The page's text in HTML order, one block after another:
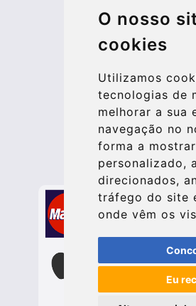
O nosso
cookies
Utilizamos
tecnologias de
melhorar a sua
navegação no
forma a
personalizado,
direcionados,
tráfego do site
onde vêm os
Eu
More
Blog
Contact
Secure Payment